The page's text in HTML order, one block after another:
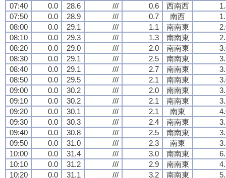
07:40
0.0 28.6 /// 0.6 西南西
07:50
0.0 28.9 /// 0.7 南西
08:00
0.0 29.1 /// 1.1 南南東
08:10
0.0 29.3 /// 1.3 南南東
08:20
0.0 29.0 /// 2.0 南南東
08:30
0.0 29.1 /// 2.5 南南東
08:40
0.0 29.1 /// 2.7 南南東
08:50
0.0 29.5 /// 2.1 南南東
09:00
0.0 30.2 /// 2.0 南南東
09:10
0.0 30.2 /// 2.1 南南東
09:20
0.0 30.1 /// 2.1 南東
09:30
0.0 30.3 /// 2.4 南南東
09:40
0.0 30.8 /// 2.5 南南東
09:50
0.0 31.0 /// 2.3 南東
10:00
0.0 31.4 /// 3.0 南南東
10:10
0.0 31.2 /// 2.9 南南東
10:20
0.0 31.1 /// 3.2 南南東